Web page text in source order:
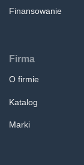
Finansowanie
Firma
O firmie
Katalog
Marki